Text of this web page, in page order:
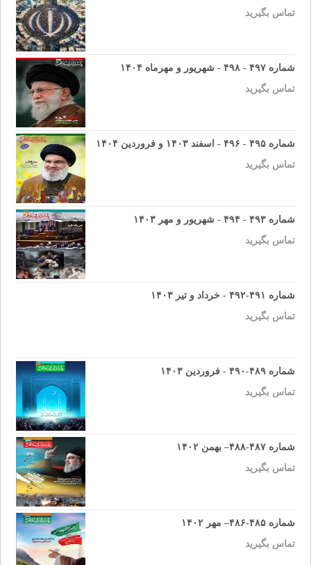
تماس بگیرید
شماره ۴۹۷ - ۴۹۸ - شهریور و مهرماه ۱۴۰۴
تماس بگیرید
شماره ۴۹۵ - ۴۹۶ - اسفند ۱۴۰۳ و فروردین ۱۴۰۴
تماس بگیرید
شماره ۴۹۳ - ۴۹۴ - شهریور و مهر ۱۴۰۳
تماس بگیرید
شماره ۴۹۱-۴۹۲ - خرداد و تیر ۱۴۰۳
تماس بگیرید
شماره ۴۸۹-۴۹۰ - فروردین ۱۴۰۳
تماس بگیرید
شماره ۴۸۷-۴۸۸– بهمن ۱۴۰۲
تماس بگیرید
شماره ۴۸۵-۴۸۶– مهر ۱۴۰۲
تماس بگیرید